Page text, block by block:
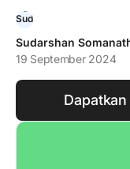
Sudarshan
19 September 2024